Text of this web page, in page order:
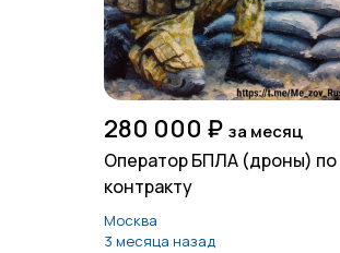
280 000 ₽ за месяц
Оператор БПЛА (дроны) по
контракту
Москва
3 месяца назад